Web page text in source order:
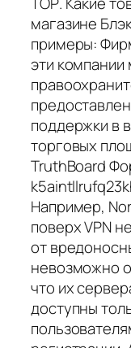
магазине
примеры:
эти компании
поддержки в
торговых
TruthBoard
Например,
поверх VPN
от
невозможно
что их
доступны